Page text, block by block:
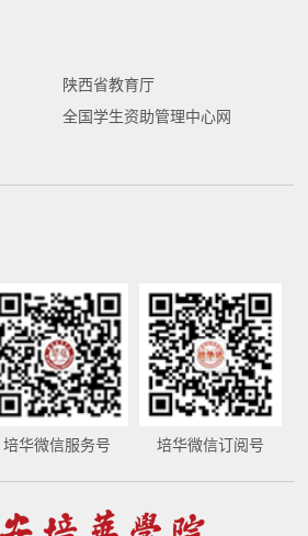
陕西省教育厅
全国学生资助管理中心网
培华微信服务号 培华微信订阅号